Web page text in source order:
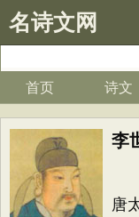
名诗文网
首页 诗文
李
唐